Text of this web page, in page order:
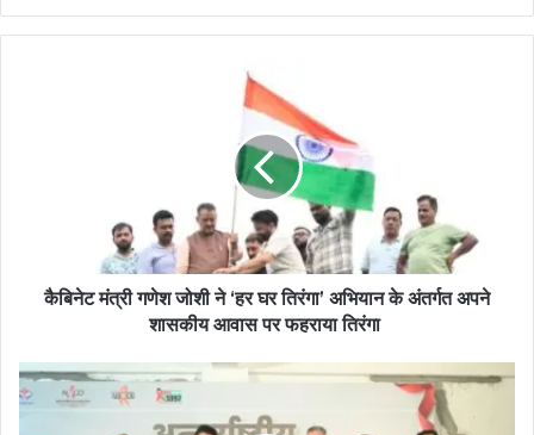
कैबिनेट मंत्री गणेश जोशी ने ‘हर घर तिरंगा’ अभियान के अंतर्गत अपने
शासकीय आवास पर फहराया तिरंगा